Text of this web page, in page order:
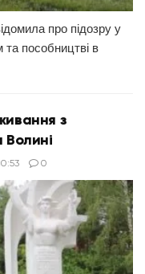
про підозру у
пособництві в
з
0